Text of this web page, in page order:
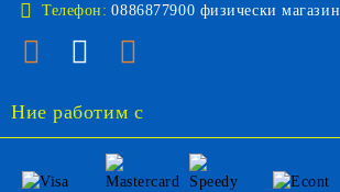
Телефон: 0886877900 физически магазин
Ние работим с